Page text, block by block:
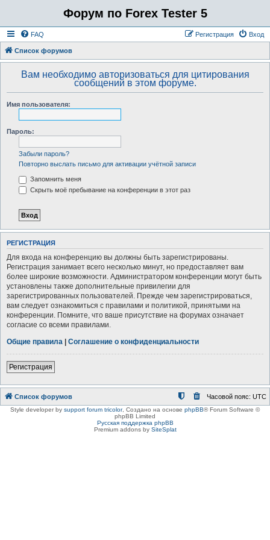
Форум по Forex Tester 5
FAQ Вход
Регистрация
Список форумов
Вам необходимо авторизоваться для цитирования
сообщений в этом форуме.
Имя пользователя:
Пароль:
Забыли пароль?
Повторно выслать письмо для активации учётной записи
Запомнить меня
Скрыть моё пребывание на конференции в этот раз
РЕГИСТРАЦИЯ
Для входа на конференцию вы должны быть зарегистрированы.
Регистрация занимает всего несколько минут, но предоставляет вам
более широкие возможности. Администратором конференции могут быть
установлены также дополнительные привилегии для
зарегистрированных пользователей. Прежде чем зарегистрироваться,
вам следует ознакомиться с правилами и политикой, принятыми на
конференции. Помните, что ваше присутствие на форумах означает
согласие со всеми правилами.
Общие правила | Соглашение о конфиденциальности
Регистрация
Список форумов Часовой пояс: UTC
Style developer by support forum tricolor, Создано на основе phpBB® Forum Software ©
phpBB Limited
Русская поддержка phpBB
Premium addons by SiteSplat